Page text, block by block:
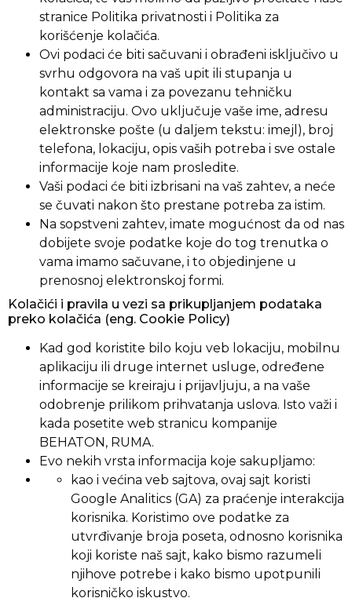
stranice Politika privatnosti i Politika za
korišćenje kolačića.
Ovi podaci će biti sačuvani i obrađeni isključivo u
svrhu odgovora na vaš upit ili stupanja u
kontakt sa vama i za povezanu tehničku
administraciju. Ovo uključuje vaše ime, adresu
elektronske pošte (u daljem tekstu: imejl), broj
telefona, lokaciju, opis vaših potreba i sve ostale
informacije koje nam prosledite.
Vaši podaci će biti izbrisani na vaš zahtev, a neće
se čuvati nakon što prestane potreba za istim.
Na sopstveni zahtev, imate mogućnost da od nas
dobijete svoje podatke koje do tog trenutka o
vama imamo sačuvane, i to objedinjene u
prenosnoj elektronskoj formi.
Kolačići i pravila u vezi sa prikupljanjem podataka
preko kolačića (eng. Cookie Policy)
Kad god koristite bilo koju veb lokaciju, mobilnu
aplikaciju ili druge internet usluge, određene
informacije se kreiraju i prijavljuju, a na vaše
odobrenje prilikom prihvatanja uslova. Isto važi i
kada posetite web stranicu kompanije
BEHATON, RUMA.
Evo nekih vrsta informacija koje sakupljamo:
kao i većina veb sajtova, ovaj sajt koristi
Google Analitics (GA) za praćenje interakcija
korisnika. Koristimo ove podatke za
utvrđivanje broja poseta, odnosno korisnika
koji koriste naš sajt, kako bismo razumeli
njihove potrebe i kako bismo upotpunili
korisničko iskustvo.